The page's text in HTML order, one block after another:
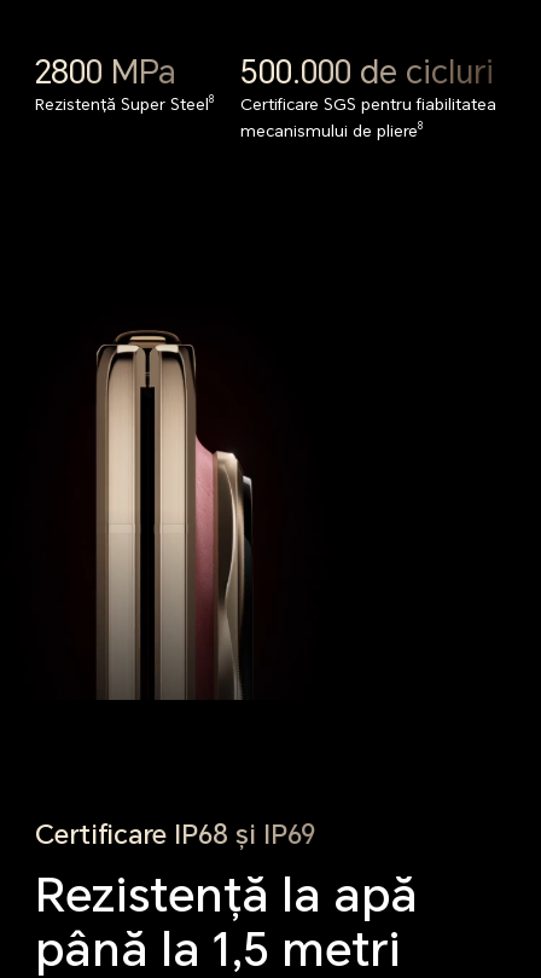
2800 MPa
Rezistență Super Steel8
500.000 de cicluri
Certificare SGS pentru fiabilitatea
mecanismului de pliere8
Certificare IP68 și IP69
Rezistență la apă
până la 1,5 metri